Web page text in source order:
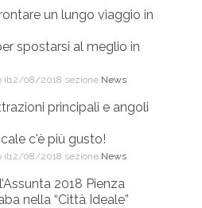
un lungo viaggio in
spostarsi al meglio in
il12/08/2018 sezione News
principali e angoli
c'è più gusto!
il12/08/2018 sezione News
2018 Pienza
nella “Città Ideale”